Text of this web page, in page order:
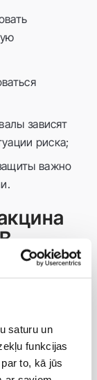
saturu un
funkcijas
to, kā jūs
зависят
риска;
важно
A и B,
инфекций.
если